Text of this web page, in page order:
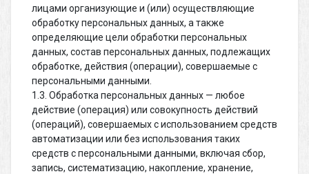
лицами организующие и (или) осуществляющие
обработку персональных данных, а также
определяющие цели обработки персональных
данных, состав персональных данных, подлежащих
обработке, действия (операции), совершаемые с
персональными данными.
1.3. Обработка персональных данных — любое
действие (операция) или совокупность действий
(операций), совершаемых с использованием средств
автоматизации или без использования таких
средств с персональными данными, включая сбор,
запись, систематизацию, накопление, хранение,